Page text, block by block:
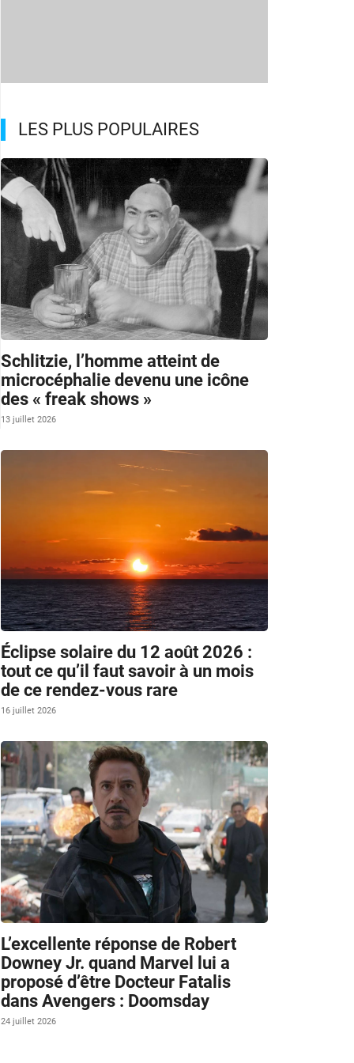
LES PLUS POPULAIRES
Schlitzie, l’homme atteint de
microcéphalie devenu une icône
des « freak shows »
13 juillet 2026
Éclipse solaire du 12 août 2026 :
tout ce qu’il faut savoir à un mois
de ce rendez-vous rare
16 juillet 2026
L’excellente réponse de Robert
Downey Jr. quand Marvel lui a
proposé d’être Docteur Fatalis
dans Avengers : Doomsday
24 juillet 2026